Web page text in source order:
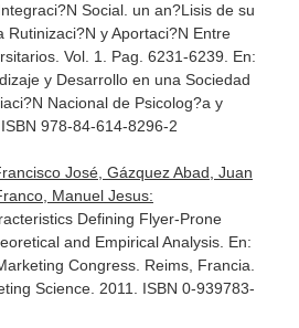
Social. un an?Lisis de su
Rutinizaci?N y Aportaci?N Entre
Vol. 1. Pag. 6231-6239. En:
y Desarrollo en una Sociedad
Nacional de Psicolog?a y
978-84-614-8296-2
José, Gázquez Abad, Juan
Manuel Jesus:
Defining Flyer-Prone
and Empirical Analysis. En:
Congress. Reims, Francia.
Science. 2011. ISBN 0-939783-